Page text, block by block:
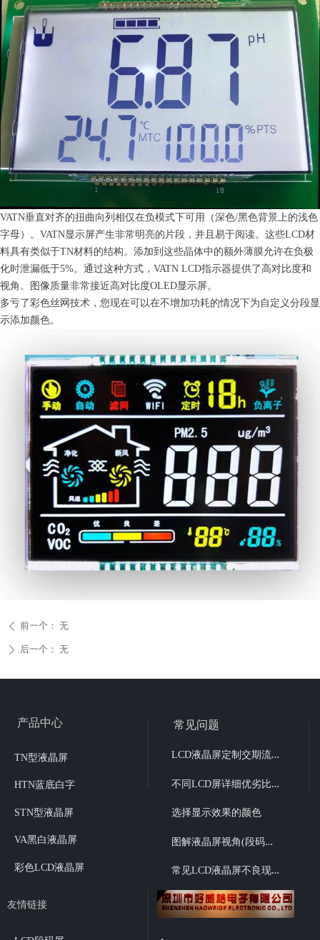
VATN垂直对齐的扭曲向列相仅在负模式下可用（深色/黑色背景上的浅色
字母）。VATN显示屏产生非常明亮的片段，并且易于阅读。这些LCD材
料具有类似于TN材料的结构。添加到这些晶体中的额外薄膜允许在负极
化时泄漏低于5%。通过这种方式，VATN LCD指示器提供了高对比度和
视角。图像质量非常接近高对比度OLED显示屏。
多亏了彩色丝网技术，您现在可以在不增加功耗的情况下为自定义分段显
示添加颜色。
ꄴ 前一个： 无
ꄲ 后一个： 无
常见问题
L
CD液晶屏定制交期流程
不
同LCD屏详细优劣比较
选择显示效果的颜色
图
解液晶屏视角(段码液晶6点、12点视角选择）
常
见LCD液晶屏不良现象
友情链接
TN型液晶屏
HTN蓝底白字
STN型液晶屏
VA黑白液晶屏
彩色LCD液晶屏
产品中心